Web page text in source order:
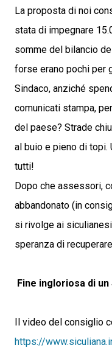
La proposta di noi
stata di impegnare
somme del bilancio
forse erano pochi per
Sindaco, anziché
comunicati stampa,
del paese? Strade
al buio e pieno di topi.
tutti!
Dopo che assessori,
abbandonato (in
si rivolge ai
speranza di
Fine ingloriosa di
Il video del consiglio
https://